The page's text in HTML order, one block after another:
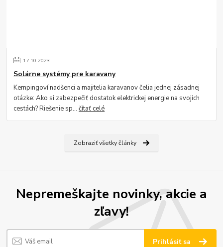
17.10.2023
Solárne systémy pre karavany
Kempingoví nadšenci a majitelia karavanov čelia jednej zásadnej
otázke: Ako si zabezpečiť dostatok elektrickej energie na svojich
cestách? Riešenie sp...čítať celé
Zobraziť všetky články
Nepremeškajte novinky, akcie a
zľavy!
Prihlásiť sa